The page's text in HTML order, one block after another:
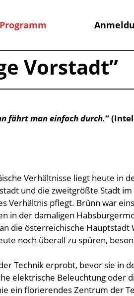
Programm
Vorstadt”
fährt man einfach durch.“
Verhältnisse liegt heute in
und die zweitgrößte Stadt im
Verhältnis pflegt. Brünn war
in der damaligen
die österreichische Hauptstadt
noch überall zu spüren,
Technik erprobt, bevor sie in
elektrische Beleuchtung oder
ein florierendes Zentrum der